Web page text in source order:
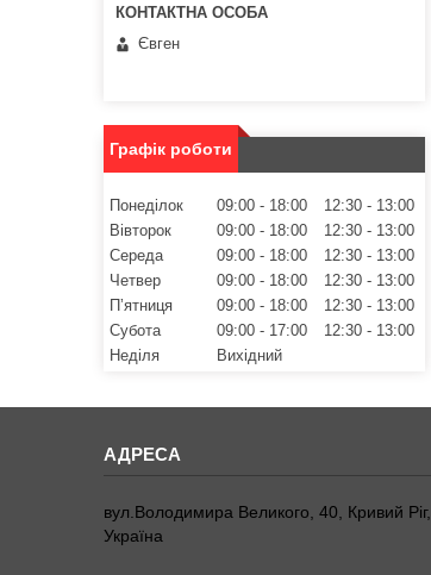
Євген
Графік роботи
Понеділок 09:00 18:00 12:30
13:00
Вівторок
09:00 18:00 12:30
13:00
Середа
09:00 18:00 12:30
13:00
Четвер
09:00 18:00 12:30
13:00
Пʼятниця
09:00 18:00 12:30
13:00
Субота
09:00 17:00 12:30
13:00
Неділя
Вихідний
вул.Володимира Великого, 40, Кривий Ріг,
Україна